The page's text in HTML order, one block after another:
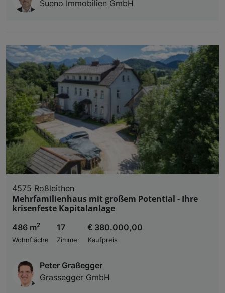
Sueno Immobilien GmbH
4575 Roßleithen
Mehrfamilienhaus mit großem Potential - Ihre
krisenfeste Kapitalanlage
486 m2
Wohnfläche
17
Zimmer
€ 380.000,00
Kaufpreis
Peter Graßegger
Grassegger GmbH